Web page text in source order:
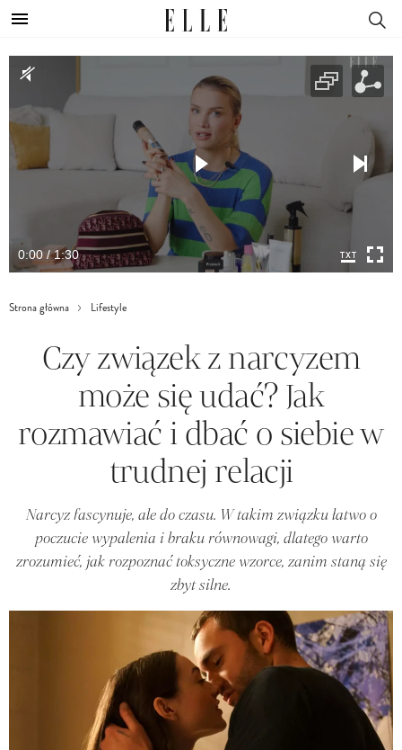
0:00 / 1:30
Strona główna Lifestyle
Czy związek z narcyzem
może się udać? Jak
rozmawiać i dbać o siebie w
trudnej relacji
Narcyz fascynuje, ale do czasu. W takim związku łatwo o
poczucie wypalenia i braku równowagi, dlatego warto
zrozumieć, jak rozpoznać toksyczne wzorce, zanim staną się
zbyt silne.